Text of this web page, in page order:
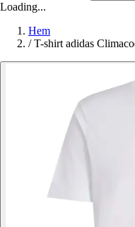
Loading...
Hem
/ T-shirt adidas